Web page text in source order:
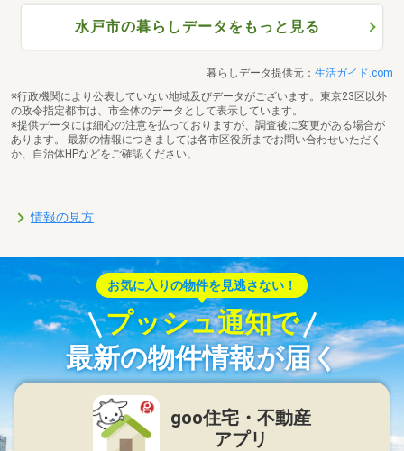
水戸市の暮らしデータをもっと見る
暮らしデータ提供元： 生活ガイド.com
※行政機関により公表していない地域及びデータがございます。東京23区以外
の政令指定都市は、市全体のデータとして表示しています。
※提供データには細心の注意を払っておりますが、調査後に変更がある場合が
あります。 最新の情報につきましては各市区役所までお問い合わせいただく
か、自治体HPなどをご確認ください。
情報の見方
お気に入りの物件を見逃さない！
プッシュ通知で
最新の物件情報が届く
goo住宅・不動産
アプリ